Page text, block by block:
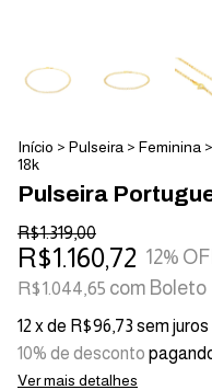
Início > Pulseira > Feminina >
18k
Pulseira
R$1.319,00
R$1.160,72 12%
R$1.044,65 com Boleto
12 x de R$96,73 sem juros
10% de desconto
Ver mais detalhes